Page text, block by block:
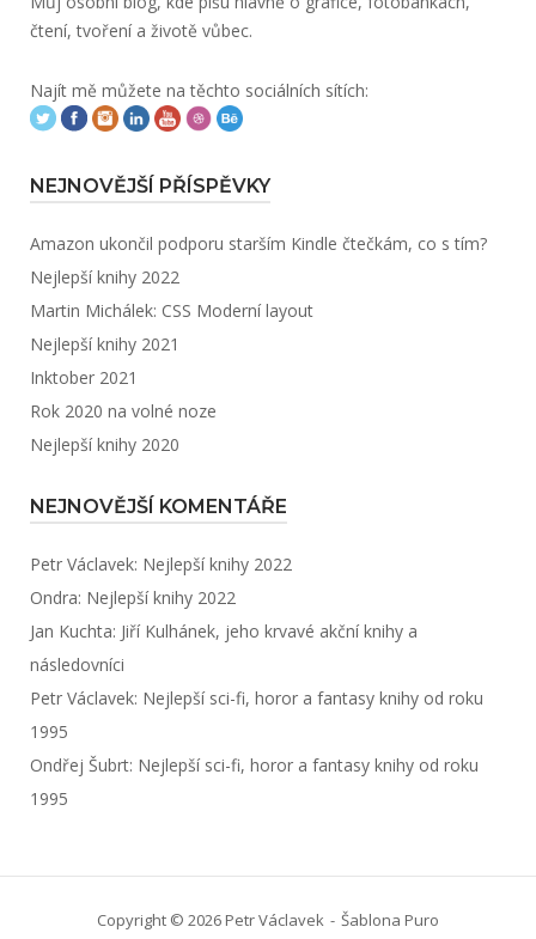
čtení, tvoření a životě vůbec.
Najít mě můžete na těchto sociálních sítích:
NEJNOVĚJŠÍ PŘÍSPĚVKY
Amazon ukončil podporu starším Kindle čtečkám, co s tím?
Nejlepší knihy 2022
Martin Michálek: CSS Moderní layout
Nejlepší knihy 2021
Inktober 2021
Rok 2020 na volné noze
Nejlepší knihy 2020
NEJNOVĚJŠÍ KOMENTÁŘE
Petr Václavek: Nejlepší knihy 2022
Ondra: Nejlepší knihy 2022
Jan Kuchta: Jiří Kulhánek, jeho krvavé akční knihy a
následovníci
Petr Václavek: Nejlepší sci-fi, horor a fantasy knihy od roku
1995
Ondřej Šubrt: Nejlepší sci-fi, horor a fantasy knihy od roku
1995
Copyright © 2026 Petr Václavek Šablona Puro